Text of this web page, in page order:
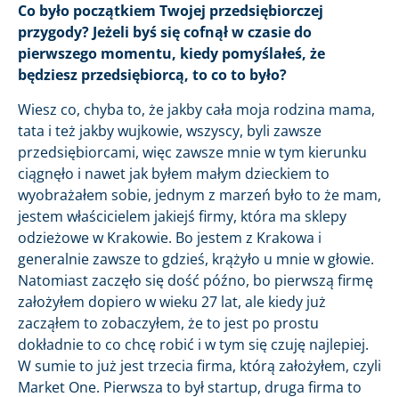
Co było początkiem Twojej przedsiębiorczej
przygody? Jeżeli byś się cofnął w czasie do
pierwszego momentu, kiedy pomyślałeś, że
będziesz przedsiębiorcą, to co to było?
Wiesz co, chyba to, że jakby cała moja rodzina mama,
tata i też jakby wujkowie, wszyscy, byli zawsze
przedsiębiorcami, więc zawsze mnie w tym kierunku
ciągnęło i nawet jak byłem małym dzieckiem to
wyobrażałem sobie, jednym z marzeń było to że mam,
jestem właścicielem jakiejś firmy, która ma sklepy
odzieżowe w Krakowie. Bo jestem z Krakowa i
generalnie zawsze to gdzieś, krążyło u mnie w głowie.
Natomiast zaczęło się dość późno, bo pierwszą firmę
założyłem dopiero w wieku 27 lat, ale kiedy już
zacząłem to zobaczyłem, że to jest po prostu
dokładnie to co chcę robić i w tym się czuję najlepiej.
W sumie to już jest trzecia firma, którą założyłem, czyli
Market One. Pierwsza to był startup, druga firma to